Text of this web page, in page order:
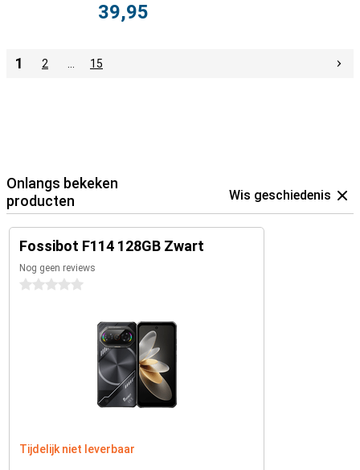
39,95
1 2 15
Onlangs bekeken
producten
Wis geschiedenis
Fossibot F114 128GB Zwart
Nog geen reviews
0 sterren
Tijdelijk niet leverbaar